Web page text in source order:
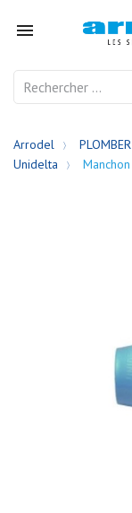

Arrodel
Unidelta